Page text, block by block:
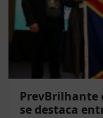
PrevBrilhante
se destaca